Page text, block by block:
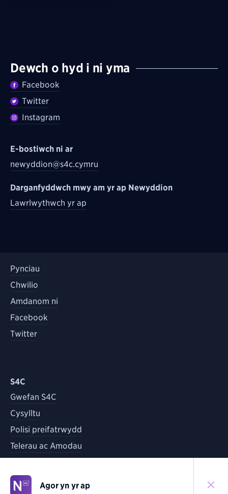
Dewch o hyd i ni yma
Facebook
Twitter
Instagram
E-bostiwch ni ar
newyddion@s4c.cymru
Darganfyddwch mwy am yr ap Newyddion
Lawrlwythwch yr ap
Pynciau
Chwilio
Amdanom ni
Facebook
Twitter
S4C
Gwefan S4C
Cysylltu
Polisi preifatrwydd
Telerau ac Amodau
Agor yn yr ap